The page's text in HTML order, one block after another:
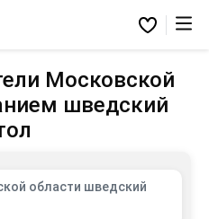
Избранное
Московской
шведский
области шведский